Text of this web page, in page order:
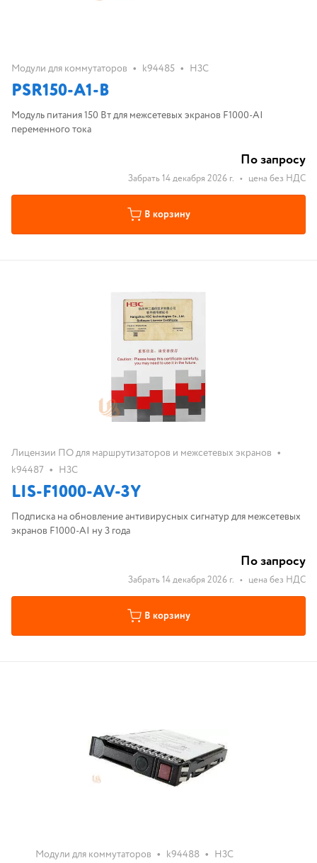
Модули для коммутаторов • k94485 • H3C
PSR150-A1-B
Модуль питания 150 Вт для межсетевых экранов F1000-AI
переменного тока
По запросу
Забрать 14 декабря 2026 г. • цена без НДС
В корзину
Лицензии ПО для маршрутизаторов и межсетевых экранов •
k94487 • H3C
LIS-F1000-AV-3Y
Подписка на обновление антивирусных сигнатур для межсетевых
экранов F1000-AI ну 3 года
По запросу
Забрать 14 декабря 2026 г. • цена без НДС
В корзину
Модули для коммутаторов • k94488 • H3C